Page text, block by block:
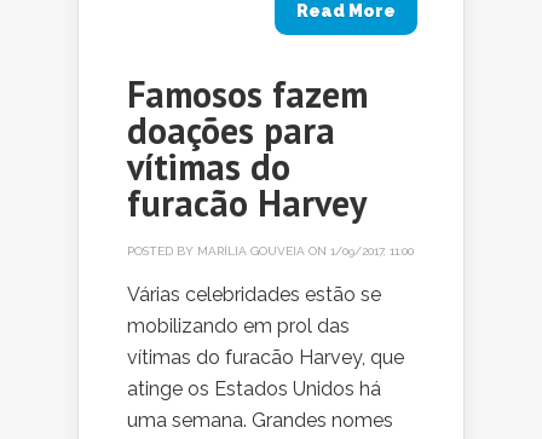
Read More
Famosos fazem
doações para
vítimas do
furacão Harvey
POSTED BY MARÍLIA GOUVEIA ON 1/09/2017, 11:00
Várias celebridades estão se
mobilizando em prol das
vítimas do furacão Harvey, que
atinge os Estados Unidos há
uma semana. Grandes nomes